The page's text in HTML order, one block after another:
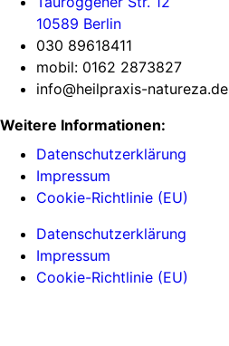
10589 Berlin
030 89618411
mobil: 0162 2873827
info@heilpraxis-natureza.de
Weitere Informationen:
Datenschutzerklärung
Impressum
Cookie-Richtlinie (EU)
Datenschutzerklärung
Impressum
Cookie-Richtlinie (EU)